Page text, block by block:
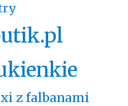
z falbanami